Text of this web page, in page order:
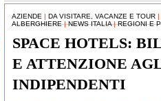
AZIENDE | DA VISITARE, VACANZE E TOUR |
ALBERGHIERE|NEWS ITALIA|REGIONI E
SPACE HOTELS:
E ATTENZIONE
INDIPENDENTI